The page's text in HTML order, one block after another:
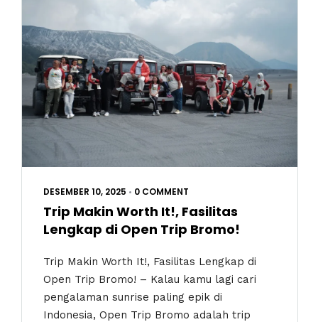
DESEMBER 10, 2025 • 0 COMMENT
Trip Makin Worth It!, Fasilitas
Lengkap di Open Trip Bromo!
Trip Makin Worth It!, Fasilitas Lengkap di
Open Trip Bromo! – Kalau kamu lagi cari
pengalaman sunrise paling epik di
Indonesia, Open Trip Bromo adalah trip